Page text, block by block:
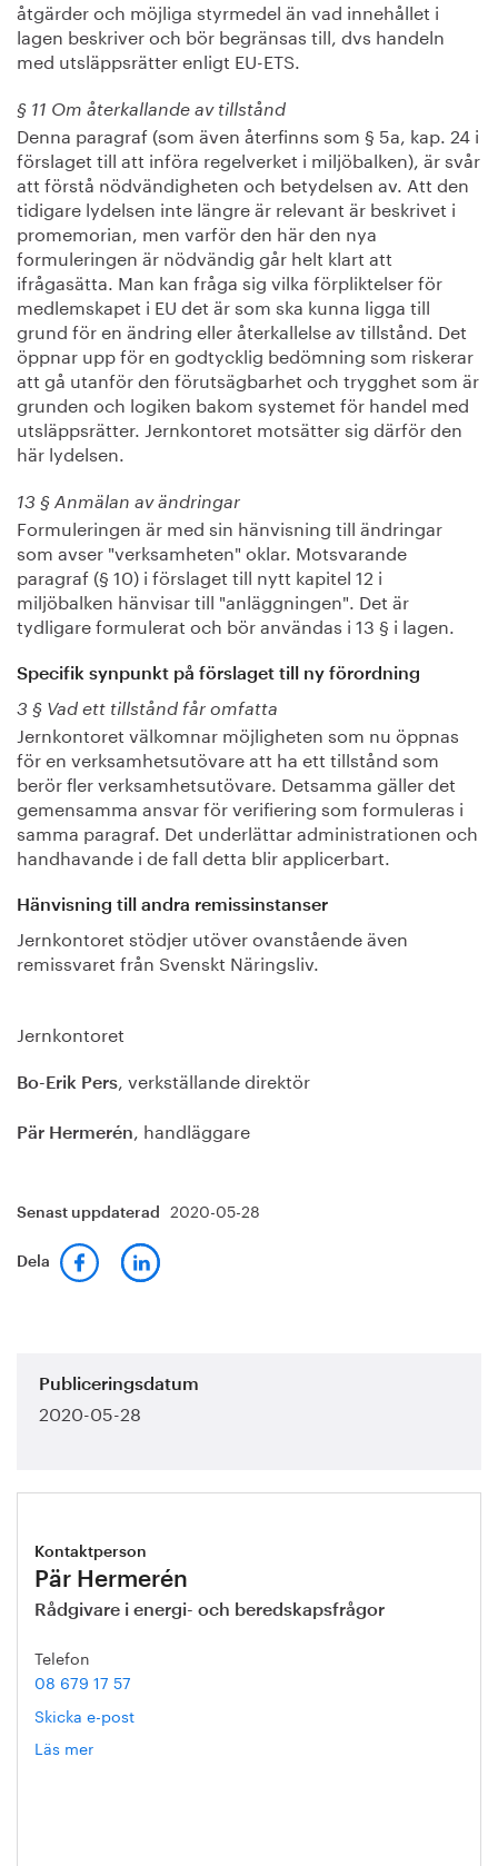
åtgärder och möjliga styrmedel än vad innehållet i
lagen beskriver och bör begränsas till, dvs handeln
med utsläppsrätter enligt EU-ETS.
§ 11 Om återkallande av tillstånd
Denna paragraf (som även återfinns som § 5a, kap. 24 i
förslaget till att införa regelverket i miljöbalken), är svår
att förstå nödvändigheten och betydelsen av. Att den
tidigare lydelsen inte längre är relevant är beskrivet i
promemorian, men varför den här den nya
formuleringen är nödvändig går helt klart att
ifrågasätta. Man kan fråga sig vilka förpliktelser för
medlemskapet i EU det är som ska kunna ligga till
grund för en ändring eller återkallelse av tillstånd. Det
öppnar upp för en godtycklig bedömning som riskerar
att gå utanför den förutsägbarhet och trygghet som är
grunden och logiken bakom systemet för handel med
utsläppsrätter. Jernkontoret motsätter sig därför den
här lydelsen.
13 § Anmälan av ändringar
Formuleringen är med sin hänvisning till ändringar
som avser "verksamheten" oklar. Motsvarande
paragraf (§ 10) i förslaget till nytt kapitel 12 i
miljöbalken hänvisar till "anläggningen". Det är
tydligare formulerat och bör användas i 13 § i lagen.
Specifik synpunkt på förslaget till ny förordning
3 § Vad ett tillstånd får omfatta
Jernkontoret välkomnar möjligheten som nu öppnas
för en verksamhetsutövare att ha ett tillstånd som
berör fler verksamhetsutövare. Detsamma gäller det
gemensamma ansvar för verifiering som formuleras i
samma paragraf. Det underlättar administrationen och
handhavande i de fall detta blir applicerbart.
Hänvisning till andra remissinstanser
Jernkontoret stödjer utöver ovanstående även
remissvaret från Svenskt Näringsliv.
Jernkontoret
Bo-Erik Pers, verkställande direktör
Pär Hermerén, handläggare
Senast uppdaterad 2020-05-28
Dela
Publiceringsdatum
2020-05-28
Kontaktperson
Pär Hermerén
Rådgivare i energi- och beredskapsfrågor
Telefon
08 679 17 57
Skicka e-post
Läs mer